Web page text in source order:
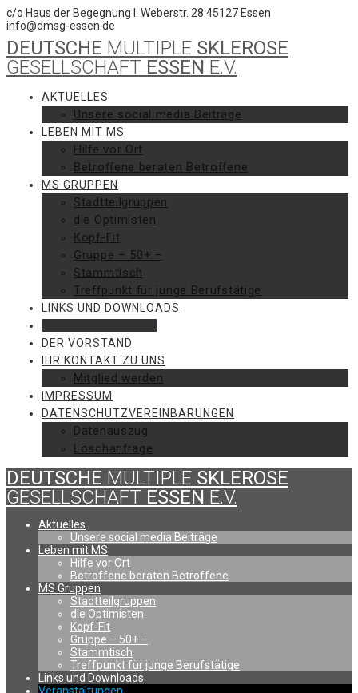
Skip
to
c/o Haus der Begegnung I. Weberstr. 28 45127 Essen
info@dmsg-essen.de
DEUTSCHE MULTIPLE SKLEROSE
GESELLSCHAFT ESSEN E.V.
AKTUELLES
Unsere social media Beiträge
LEBEN MIT MS
Hilfe vor Ort
Betroffene beraten Betroffene
MS GRUPPEN
Stadtteilgruppen
die Optimisten
Kopf-Fit
Gruppe – 50+ –
Stammtisch
Treffpunkt für junge Berufstätige
LINKS UND DOWNLOADS
DER VORSTAND
IHR KONTAKT ZU UNS
Mitglied werden
IMPRESSUM
DATENSCHUTZVEREINBARUNGEN
Datenauszug
Löschanfrage
DEUTSCHE MULTIPLE SKLEROSE
GESELLSCHAFT ESSEN E.V.
Aktuelles
Unsere social media Beiträge
Leben mit MS
Hilfe vor Ort
Betroffene beraten Betroffene
MS Gruppen
Stadtteilgruppen
die Optimisten
Kopf-Fit
Gruppe – 50+ –
Stammtisch
Treffpunkt für junge Berufstätige
Links und Downloads